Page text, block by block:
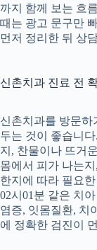
까지 함께 보는 흐
때는 광고 문구만
먼저 정리한 뒤 상
신촌치과 진료 전
신촌치과를 방문하
두는 것이 좋습니
지, 찬물이나 뜨거
몸에서 피가 나는
한지에 따라 필요
02시01분 같은 치
염증, 잇몸질환, 치
에 정확한 검진이